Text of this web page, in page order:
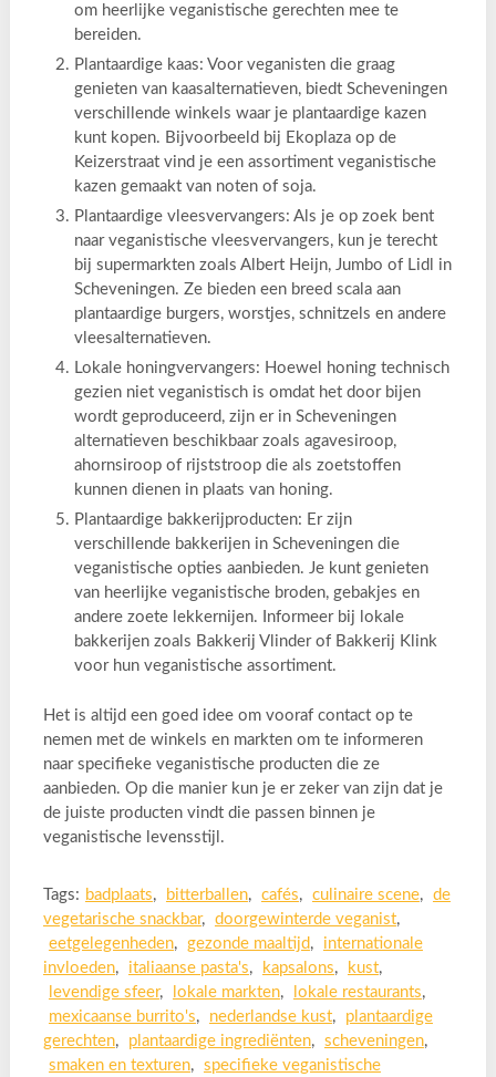
om heerlijke veganistische gerechten mee te
bereiden.
Plantaardige kaas: Voor veganisten die graag
genieten van kaasalternatieven, biedt Scheveningen
verschillende winkels waar je plantaardige kazen
kunt kopen. Bijvoorbeeld bij Ekoplaza op de
Keizerstraat vind je een assortiment veganistische
kazen gemaakt van noten of soja.
Plantaardige vleesvervangers: Als je op zoek bent
naar veganistische vleesvervangers, kun je terecht
bij supermarkten zoals Albert Heijn, Jumbo of Lidl in
Scheveningen. Ze bieden een breed scala aan
plantaardige burgers, worstjes, schnitzels en andere
vleesalternatieven.
Lokale honingvervangers: Hoewel honing technisch
gezien niet veganistisch is omdat het door bijen
wordt geproduceerd, zijn er in Scheveningen
alternatieven beschikbaar zoals agavesiroop,
ahornsiroop of rijststroop die als zoetstoffen
kunnen dienen in plaats van honing.
Plantaardige bakkerijproducten: Er zijn
verschillende bakkerijen in Scheveningen die
veganistische opties aanbieden. Je kunt genieten
van heerlijke veganistische broden, gebakjes en
andere zoete lekkernijen. Informeer bij lokale
bakkerijen zoals Bakkerij Vlinder of Bakkerij Klink
voor hun veganistische assortiment.
Het is altijd een goed idee om vooraf contact op te
nemen met de winkels en markten om te informeren
naar specifieke veganistische producten die ze
aanbieden. Op die manier kun je er zeker van zijn dat je
de juiste producten vindt die passen binnen je
veganistische levensstijl.
Tags: badplaats, bitterballen, cafés, culinaire scene, de
vegetarische snackbar, doorgewinterde veganist,
eetgelegenheden, gezonde maaltijd,
internationale
invloeden, italiaanse pasta's, kapsalons, kust,
levendige sfeer, lokale markten, lokale restaurants,
mexicaanse burrito's, nederlandse kust,
plantaardige
gerechten, plantaardige ingrediënten, scheveningen,
smaken en texturen, specifieke veganistische